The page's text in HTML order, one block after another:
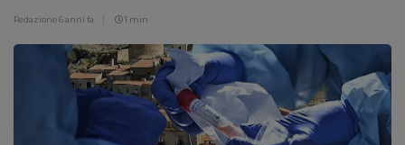
Redazione6 anni fa 1 min